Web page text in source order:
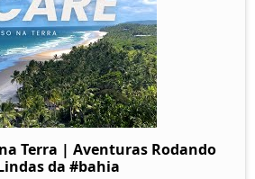
Terra | Aventuras Rodando
da #bahia